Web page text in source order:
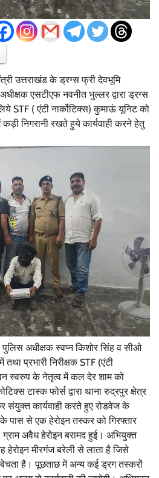
उत्तराखंड के ड्रग्स फ्री देवभूमि
एसटीएफ नवनीत भुल्लर द्वारा ड्रग्स
STF ( एंटी नार्कोटिक्स) कुमाऊं यूनिट को
निगरानी रखते हुये कार्यवाही करने हेतु
अधीक्षक स्वप्न किशोर सिंह व सीओ
प्रभारी निरीक्षक STF (एंटी
स्वरुप के नेतृत्व में कल देर शाम को
टास्क फोर्स द्वारा थाना रुद्रपुर क्षेत्र
संयुक्त कार्यवाही करते हुए रोडवेज के
पास से एक हेरोइन तस्कर को गिरफ्तार
अवैध हेरोइन बरामद हुई। अभियुक्त
हेरोइन मीरगंज बरेली से लाता है जिसे
है। पूछताछ में अन्य कई ड्रग तस्करों